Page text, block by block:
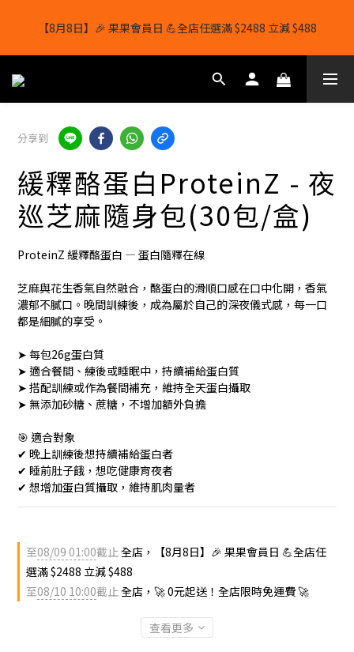
【8月8日】🎉 果果會員日 💪全店任選滿 $2488 立減 $488
【1/8-31/8】8月下單即贈 蛋白威化餅×1-隨機口味
結帳輸入[gopowerhk]，可享全單*95折*，可與活動折扣疊加。
[新會員優惠]新會員註冊即送$20購物金
【8月8日】🎉 果果會員日 💪全店任選滿 $2488 立減 $488
分享到
緩釋酪蛋白ProteinZ - 夜
巡芝麻隨身包(30包/盒)
ProteinZ 緩釋酪蛋白 — 蛋白隨釋在線
芝麻與花生香氣自然融合，酪蛋白的滑順口感在口中化開，香氣
濃郁不膩口。晚間訓練後，成為屬於自己的深夜儀式感，每一口
都是細膩的享受。
➤ 每包26g蛋白質
➤ 適合餐間、練後或睡眠中，持續補給蛋白質
➤ 搭配訓練或作為餐間補充，維持全天蛋白攝取
➤ 無添加砂糖、蔗糖，不增加額外負擔
🎯 適合對象
✔︎ 晚上訓練後想持續補給蛋白者
✔︎ 睡前肚子餓，想吃健康宵夜者
✔︎ 想增加蛋白質攝取，維持肌肉量者
至08/09 01:00截止全店，【8月8日】🎉 果果會員日 💪全店任
選滿 $2488 立減 $488
至08/10 10:00截止全店，🚀 0元起送！全店限時免運費 🚀
查看更多